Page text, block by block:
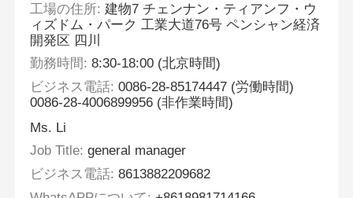
工場の住所: 建物7 チェンナン・ティアンフ・ウ
ィズドム・パーク 工業大道76号 ペンシャン経済
開発区 四川
勤務時間: 8:30-18:00 (北京時間)
ビジネス電話: 0086-28-85174447 (労働時間)
0086-28-4006899956 (非作業時間)
Ms. Li
Job Title: general manager
ビジネス電話: 8613882209682